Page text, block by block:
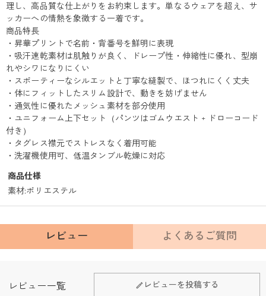
理し、高品質な仕上がりをお約束します。単なるウェアを超え、サ
ッカーへの情熱を象徴する一着です。
商品特長
・昇華プリントで名前・背番号を鮮明に表現
・吸汗速乾素材は肌触りが良く、ドレープ性・伸縮性に優れ、型崩
れやシワになりにくい
・スポーティーなシルエットと丁寧な縫製で、ほつれにくく丈夫
・体にフィットしたスリム設計で、動きを妨げません
・通気性に優れたメッシュ素材を部分使用
・ユニフォーム上下セット（パンツはゴムウエスト + ドローコード
付き）
・タグレス襟元でストレスなく着用可能
・洗濯機使用可、低温タンブル乾燥に対応
商品仕様
素材:ポリエステル
レビュー よくあるご質問
レビュー一覧 レビューを投稿する